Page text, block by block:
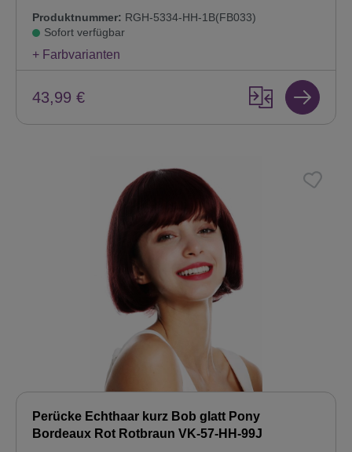
Produktnummer: RGH-5334-HH-1B(FB033)
Sofort verfügbar
+ Farbvarianten
43,99 €
Perücke Echthaar kurz Bob glatt Pony
Bordeaux Rot Rotbraun VK-57-HH-99J